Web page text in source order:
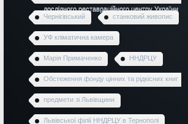
дослідного реставраційного центру України
Чернігівський
станковий живопис
УФ кліматична камера
Марія Примаченко ННДРЦУ
Обстеження фонду цінних та рідкісних книг
предмети зі Львівщини
Львівської філії ННДРЦУ в Тернополі